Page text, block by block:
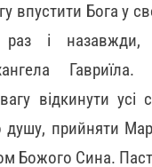
впустити Бога у
раз і назавжди,
Гавриїла.
відкинути усі
душу, прийняти
Божого Сина.